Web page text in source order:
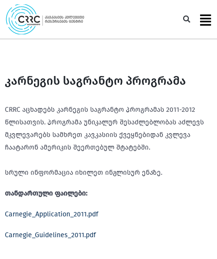
Skip
to
content
კარნეგის საგრანტო პროგრამა
CRRC აცხადებს კარნეგის საგრანტო პროგრამას 2011-2012
წლისათვის. პროგრამა უნიკალურ შესაძლებლობას აძლევს
მკვლევარებს სამხრეთ კავკასიის ქვეყნებიდან კვლევა
ჩაატარონ ამერიკის შეერთებულ შტატებში.
სრული ინფორმაცია იხილეთ ინგლისურ ენაზე.
თანდართული ფაილები:
Carnegie_Application_2011.pdf
Carnegie_Guidelines_2011.pdf